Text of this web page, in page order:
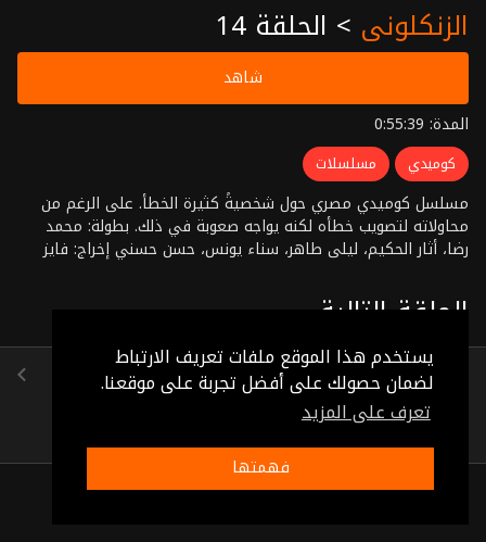
يستخدم هذا الموقع ملفات تعريف الارتباط
لضمان حصولك على أفضل تجربة على موقعنا.
تعرف على المزيد
فهمتها
الزنكلوني > الحلقة 14
شاهد
المدة: 0:55:39
كوميدي مسلسلات
مسلسل كوميدي مصري حول شخصيةً كثيرة الخطأ. على الرغم من
محاولاته لتصويب خطأه لكنه يواجه صعوبة في ذلك. بطولة: محمد
رضا، أثار الحكيم، ليلى طاهر، سناء يونس، حسن حسني إخراج: فايز
الحلقة التالية
الحلقة 15
(0:46:23)